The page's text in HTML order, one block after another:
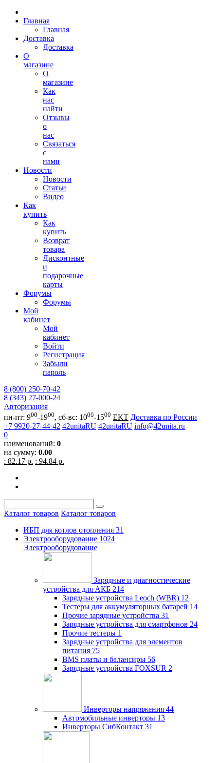
Главная
Главная
Доставка
Доставка
О
магазине
О
магазине
Как
нас
найти
Отзывы
о
нас
Связаться
с
нами
Новости
Новости
Статьи
Видео
Как
купить
Как
купить
Возврат
товара
Дисконтные
и
подарочные
карты
Форумы
Форумы
Мой
кабинет
Мой
кабинет
Войти
Регистрация
Забыли
пароль
8 (800) 250-70-42
8 (343) 27-000-24
Авторизация
пн-пт: 900-1900, сб-вс: 1000-1500 EKT Доставка по России
+7 9920-27-44-42 42unitaRU 42unitaRU info@42unita.ru
0
наименований: 0
на сумму: 0.00
: 82.17 р. : 94.84 р.
Каталог товаров Каталог товаров
ИБП для котлов отопления 31
Электрооборудование 1024
Электрооборудование
Зарядные и диагностические
устройства для АКБ 214
Зарядные устройства Leoch (WBR) 12
Тестеры для аккумуляторных батарей 14
Прочие зарядные устройства 31
Зарядные устройства для смартфонов 24
Прочие тестеры 1
Зарядные устройства для элементов
питания 75
BMS платы и балансиры 56
Зарядные устройства FOXSUR 2
Инверторы напряжения 44
Автомобильные инверторы 13
Инверторы СибКонтакт 31